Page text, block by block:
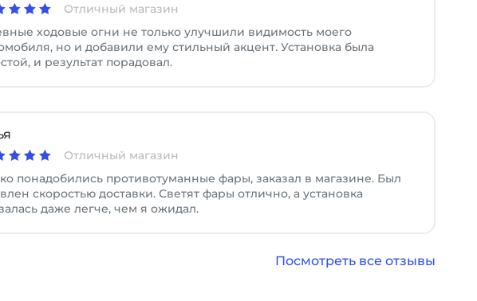
Отличный магазин
ходовые огни не только улучшили видимость моего
но и добавили ему стильный акцент. Установка была
и результат порадовал.
Отличный магазин
понадобились противотуманные фары, заказал в магазине. Был
скоростью доставки. Светят фары отлично, а установка
даже легче, чем я ожидал.
Посмотреть все отзывы